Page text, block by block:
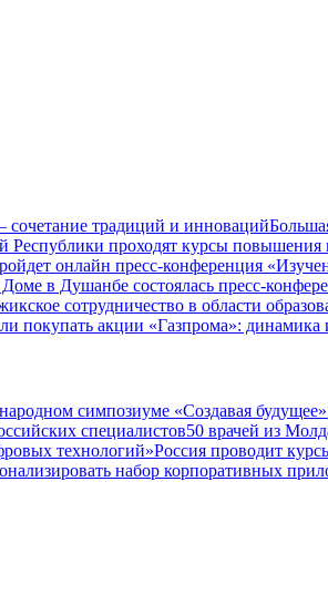
традиций и инноваций
проходят курсы
онлайн пресс-конференция
в Душанбе состоялась пресс-
сотрудничество в области
покупать акции «Газпрома»: динамика
симпозиуме «Создавая будущее»
специалистов50 врачей из
технологий»Россия проводит
набор корпоративных